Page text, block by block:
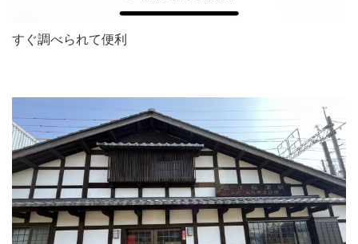
すぐ調べられて便利